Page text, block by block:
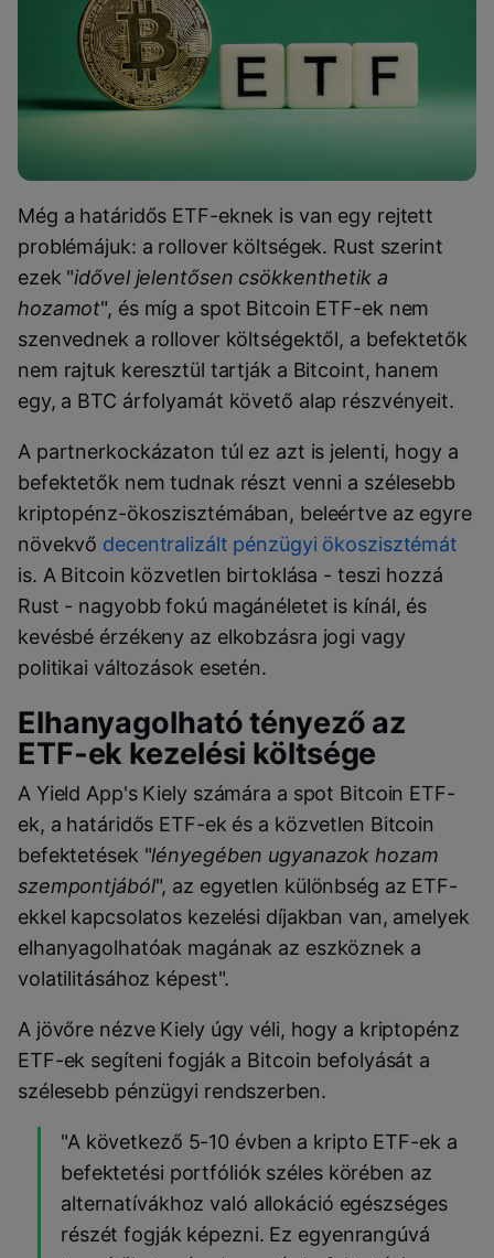
Még a határidős ETF-eknek is van egy rejtett
problémájuk: a rollover költségek. Rust szerint
ezek "idővel jelentősen csökkenthetik a
hozamot", és míg a spot Bitcoin ETF-ek nem
szenvednek a rollover költségektől, a befektetők
nem rajtuk keresztül tartják a Bitcoint, hanem
egy, a BTC árfolyamát követő alap részvényeit.
A partnerkockázaton túl ez azt is jelenti, hogy a
befektetők nem tudnak részt venni a szélesebb
kriptopénz-ökoszisztémában, beleértve az egyre
növekvő decentralizált pénzügyi ökoszisztémát
is. A Bitcoin közvetlen birtoklása - teszi hozzá
Rust - nagyobb fokú magánéletet is kínál, és
kevésbé érzékeny az elkobzásra jogi vagy
politikai változások esetén.
Elhanyagolható tényező az
ETF-ek kezelési költsége
A Yield App's Kiely számára a spot Bitcoin ETF-
ek, a határidős ETF-ek és a közvetlen Bitcoin
befektetések "lényegében ugyanazok hozam
szempontjából", az egyetlen különbség az ETF-
ekkel kapcsolatos kezelési díjakban van, amelyek
elhanyagolhatóak magának az eszköznek a
volatilitásához képest".
A jövőre nézve Kiely úgy véli, hogy a kriptopénz
ETF-ek segíteni fogják a Bitcoin befolyását a
szélesebb pénzügyi rendszerben.
"A következő 5-10 évben a kripto ETF-ek a
befektetési portfóliók széles körében az
alternatívákhoz való allokáció egészséges
részét fogják képezni. Ez egyenrangúvá